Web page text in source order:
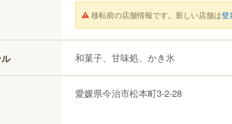
移転前の店舗情報です。新しい店舗は登
和菓子、甘味処、かき氷
愛媛県今治市松本町3-2-28